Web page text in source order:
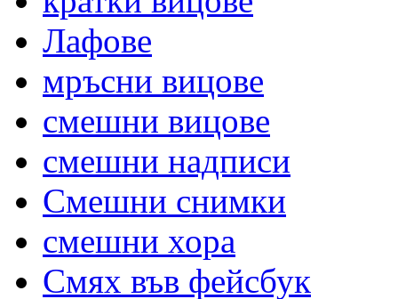
Лафове
мръсни вицове
смешни вицове
смешни надписи
Смешни снимки
смешни хора
Смях във фейсбук